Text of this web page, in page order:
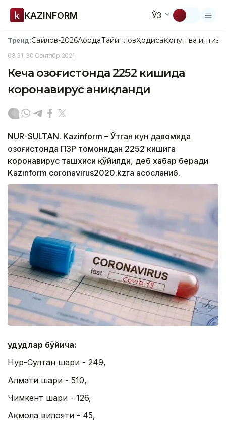
KAZINFORM ЎЗ
Тренд:Сайлов-2026АқордаТайинловҲодисаҚонун ва
08:31, 30 Сентябр 2021
Кеча Қозоғистонда 2252 кишида
коронавирус аниқланди
NUR-SULTAN. Kazinform – Ўтган кун давомида
Қозоғистонда ПЗР томонидан 2252 кишига
коронавирус ташхиси қўйилди, деб хабар беради
Kazinform coronavirus2020.kzга асосланиб.
Ҳудудлар бўйича:
Нур-Султан шаҳри - 249,
Алмати шаҳри - 510,
Чимкент шаҳри - 126,
Ақмола вилояти - 45,